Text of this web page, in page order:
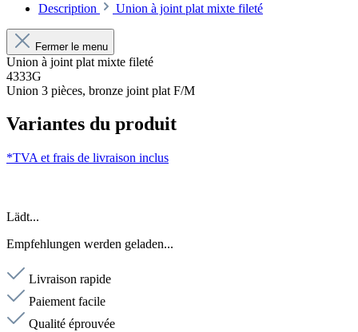
Description Union à joint plat mixte fileté
Fermer le menu
Union à joint plat mixte fileté
4333G
Union 3 pièces, bronze joint plat F/M
Variantes du produit
*TVA et frais de livraison inclus
Lädt...
Empfehlungen werden geladen...
Livraison rapide
Paiement facile
Qualité éprouvée